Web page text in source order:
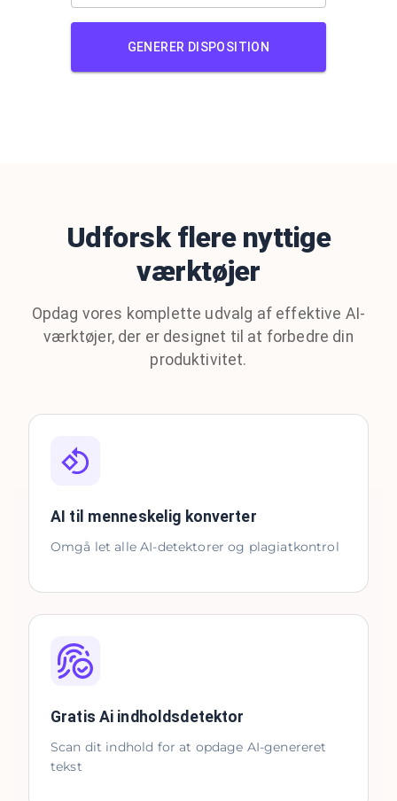
GENERER DISPOSITION
Udforsk flere nyttige
værktøjer
Opdag vores komplette udvalg af effektive AI-
værktøjer, der er designet til at forbedre din
produktivitet.
AI til menneskelig konverter
Omgå let alle AI-detektorer og plagiatkontrol
Gratis Ai indholdsdetektor
Scan dit indhold for at opdage AI-genereret
tekst